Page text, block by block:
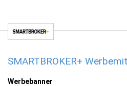
SMARTBROKER+
Werbebanner